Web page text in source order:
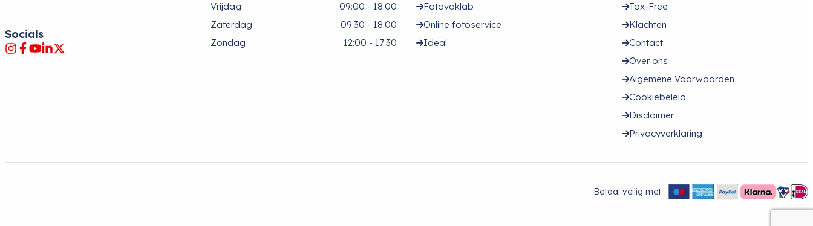
Socials
Vrijdag
09:00 - 18:00
Zaterdag
09:30 - 18:00
Zondag
12:00 - 17:30
Fotovaklab
Online fotoservice
Ideal
Tax-Free
Klachten
Contact
Over ons
Algemene Voorwaarden
Cookiebeleid
Disclaimer
Privacyverklaring
Betaal veilig met: